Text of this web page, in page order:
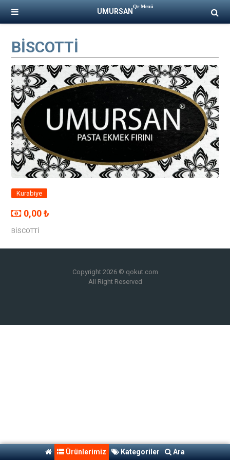
UMURSAN
Qr Menü
BİSCOTTİ
Kurabiye
0,00 ₺
BİSCOTTİ
Ürünlerimiz Kategoriler Ara
Copyright 2026 © qokut.com
All Right Reserved